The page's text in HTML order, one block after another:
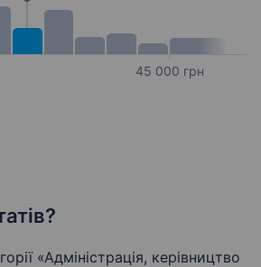
45 000 грн
«Адмiнiстрацiя, керівництво